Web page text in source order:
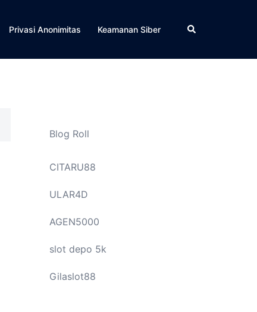
Privasi Anonimitas Keamanan Siber Cari
Blog Roll
CITARU88
ULAR4D
AGEN5000
slot depo 5k
Gilaslot88